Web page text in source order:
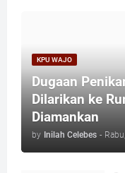
KPU WAJO
Dugaan
Dilarikan ke
Diamankan
by Inilah Celebes -